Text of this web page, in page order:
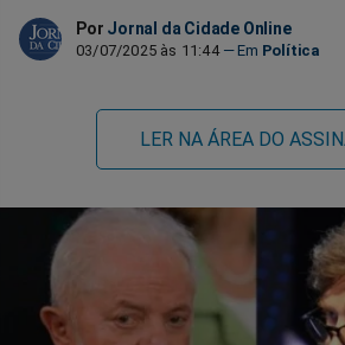
FacebookWhatsappTwitter
Por Jornal da Cidade Online
03/07/2025 às 11:44 Política
LER NA ÁREA DO